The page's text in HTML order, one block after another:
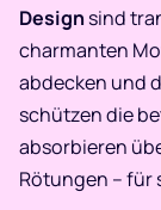
Design sind
charmanten
abdecken und
schützen die
absorbieren
Rötungen – für